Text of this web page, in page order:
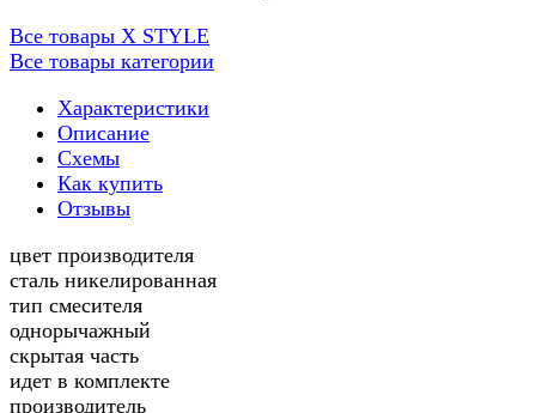
Все товары X STYLE
Все товары категории
Характеристики
Описание
Схемы
Как купить
Отзывы
цвет производителя
сталь никелированная
тип смесителя
однорычажный
скрытая часть
идет в комплекте
производитель